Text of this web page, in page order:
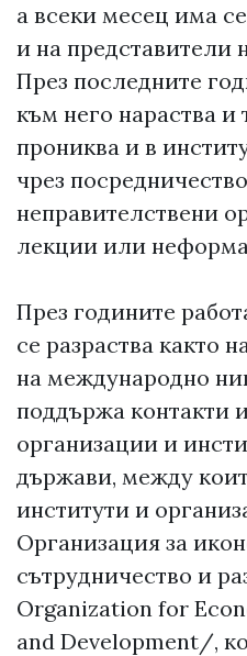
а всеки месец има
и на представители
През последните
към него нараства и
прониква и в
чрез
неправителствени
лекции или
През годините
се разраства както
на международно
поддържа контакти
организации и
държави, между
институти и
Организация за
сътрудничество и
Organization for
and Development/,